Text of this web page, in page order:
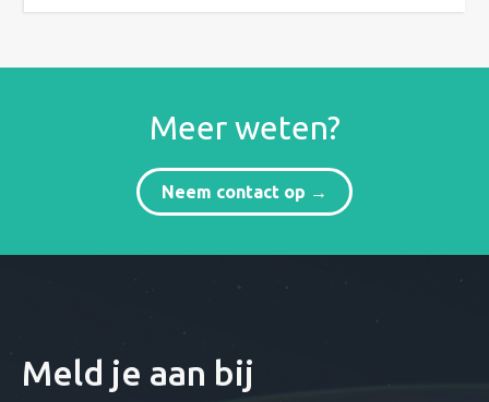
Meer weten?
Neem contact op →
Meld je aan bij